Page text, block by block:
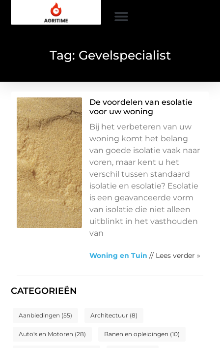
Tag: Gevelspecialist
CATEGORIEËN
Aanbiedingen (55) Architectuur (8)
Auto's en Motoren (28) Banen en opleidingen (10)
De voordelen van esolatie
voor uw woning
Bij het verbeteren van uw
woning komt het belang
van goede isolatie vaak naar
voren, maar kent u het
verschil tussen standaard
isolatie en esolatie? Esolatie
is een geavanceerde vorm
van isolatie die niet alleen
uitblinkt in het vasthouden
van
Woning en Tuin // Lees verder »